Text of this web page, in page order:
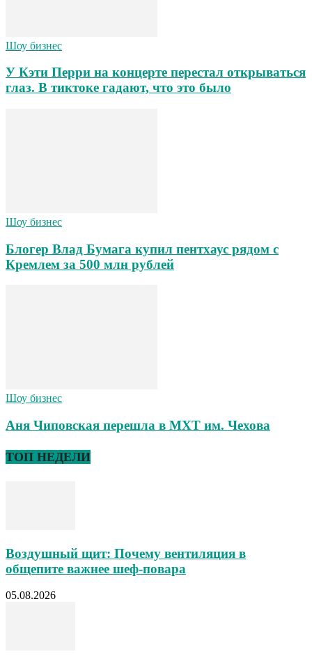
Шоу бизнес
У Кэти Перри на концерте перестал открываться
глаз. В тиктоке гадают, что это было
Шоу бизнес
Блогер Влад Бумага купил пентхаус рядом с
Кремлем за 500 млн рублей
Шоу бизнес
Аня Чиповская перешла в МХТ им. Чехова
ТОП НЕДЕЛИ
Воздушный щит: Почему вентиляция в
общепите важнее шеф-повара
05.08.2026